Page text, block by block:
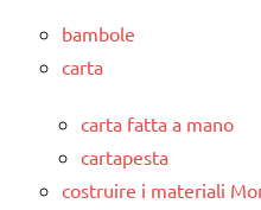
bambole
carta
carta fatta a mano
cartapesta
costruire i materiali